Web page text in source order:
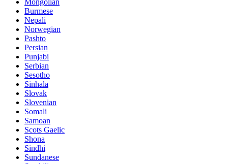
Mongolian
Burmese
Nepali
Norwegian
Pashto
Persian
Punjabi
Serbian
Sesotho
Sinhala
Slovak
Slovenian
Somali
Samoan
Scots Gaelic
Shona
Sindhi
Sundanese